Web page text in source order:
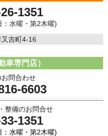
1351
水曜・第2木曜)
吉町4-16
車専門店）
問合わせ
6603
整備のお問合せ
1351
水曜・第2木曜)